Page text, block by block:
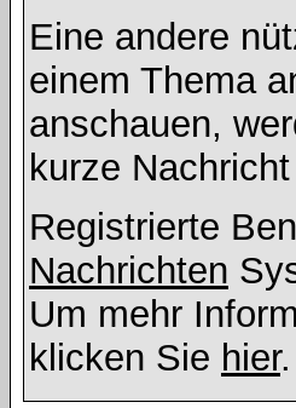
Eine andere
einem Thema
anschauen,
kurze
Registrierte
Nachrichten
Um mehr
klicken Sie hier.